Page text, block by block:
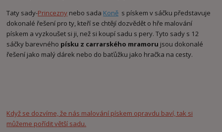
Taty sady-Princezny nebo sada Koně s pískem v sáčku představuje
dokonalé řešení pro ty, kteří se chtějí dozvědět o hře malování
pískem a vyzkoušet si ji, než si koupí sadu s pery. Tyto sady s 12
sáčky barevného písku z carrarského mramoru jsou dokonalé
řešení jako malý dárek nebo do baťůžku jako hračka na cesty.
Když se dozvíme, že nás malování pískem opravdu baví, tak si
můžeme pořídit větší sadu.